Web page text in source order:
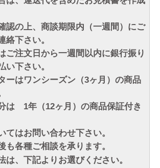
認の上、商談期限内（一週間）にご
絡下さい。
ご注文日から一週間以内に銀行振り
い下さい。
ーはワンシーズン（3ヶ月）の商品
は 1年（12ヶ月）の商品保証付き
てはお問い合わせ下さい。
も各種ご相談を承ります。
、下記よりお選びください。